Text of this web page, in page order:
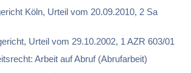
Köln, Ur­teil vom 20.09.2010, 2 Sa
Ur­teil vom 29.10.2002, 1 AZR 603/01
Ar­beit auf Ab­ruf (Ab­ruf­ar­beit)